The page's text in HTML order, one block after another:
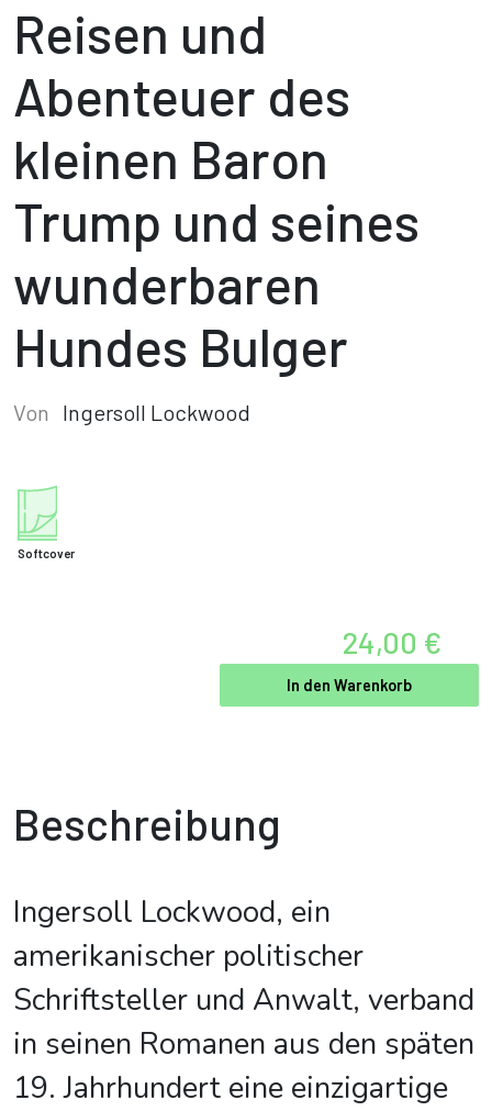
Reisen und
Abenteuer des
kleinen Baron
Trump und seines
wunderbaren
Hundes Bulger
Von Ingersoll Lockwood
Softcover
24,00 €
In den Warenkorb
Beschreibung
Ingersoll Lockwood, ein
amerikanischer politischer
Schriftsteller und Anwalt, verband
in seinen Romanen aus den späten
19. Jahrhundert eine einzigartige